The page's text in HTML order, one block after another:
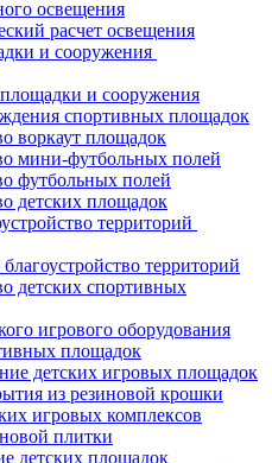
освещения
расчет освещения
и сооружения
и сооружения
спортивных площадок
воркаут площадок
мини-футбольных полей
футбольных полей
детских площадок
территорий
территорий
детских спортивных
игрового оборудования
площадок
детских игровых площадок
из резиновой крошки
игровых комплексов
плитки
детских площадок